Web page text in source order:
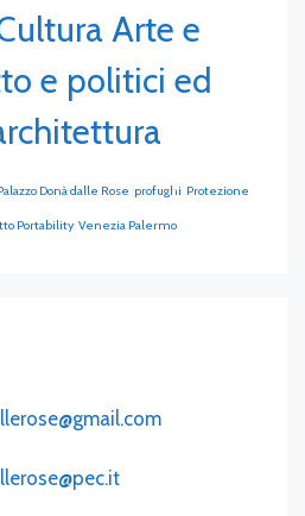
Arte e
e politici ed
Donà dalle Rose profughi Protezione
Portability Venezia Palermo